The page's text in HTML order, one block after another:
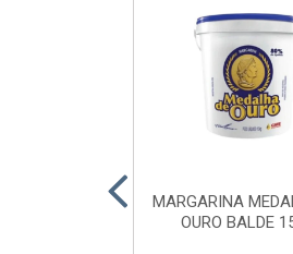
MARGARINA
OURO BALDE